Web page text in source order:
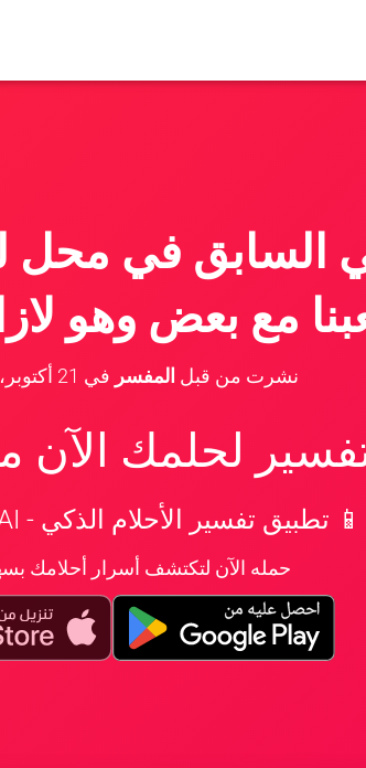
السابق في محل
مع بعض وهو
نشرت من قبل المفسر في 21 أكتوبر، 2023
لحلمك الآن
📱 تطبيق تفسير الأحلام الذكي - DreamAI 🚀
حمله الآن لتكتشف أسرار أحلامك